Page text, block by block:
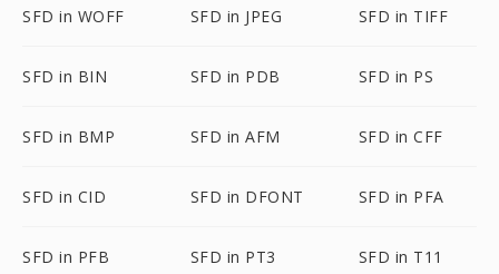
SFD in WOFF SFD in JPEG SFD in TIFF
SFD in BIN SFD in PDB SFD in PS
SFD in BMP SFD in AFM SFD in CFF
SFD in CID SFD in DFONT SFD in PFA
SFD in PFB SFD in PT3 SFD in T11